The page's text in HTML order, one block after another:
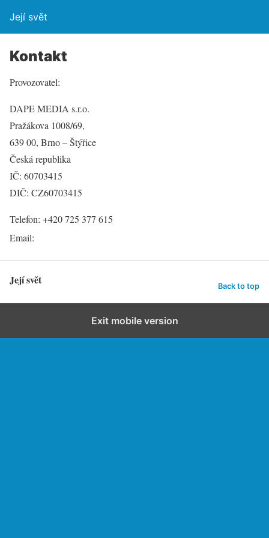
Její svět
Kontakt
Provozovatel:
DAPE MEDIA s.r.o.
Pražákova 1008/69,
639 00, Brno – Štýřice
Česká republika
IČ: 60703415
DIČ: CZ60703415
Telefon: +420 725 377 615
Email:
Její svět Back to top
Exit mobile version